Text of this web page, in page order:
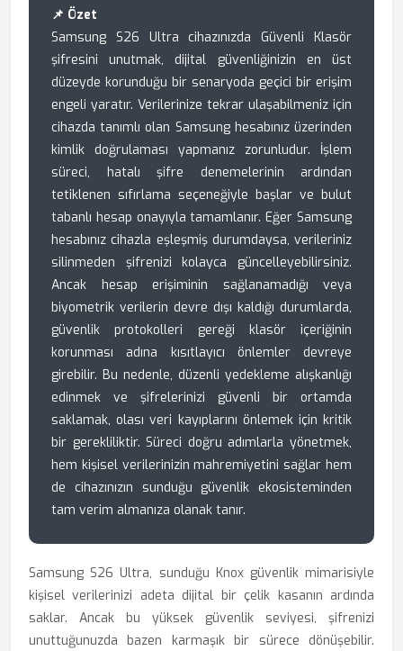
📌 Özet
Samsung S26 Ultra cihazınızda Güvenli Klasör
şifresini unutmak, dijital güvenliğinizin en üst
düzeyde korunduğu bir senaryoda geçici bir erişim
engeli yaratır. Verilerinize tekrar ulaşabilmeniz için
cihazda tanımlı olan Samsung hesabınız üzerinden
kimlik doğrulaması yapmanız zorunludur. İşlem
süreci, hatalı şifre denemelerinin ardından
tetiklenen sıfırlama seçeneğiyle başlar ve bulut
tabanlı hesap onayıyla tamamlanır. Eğer Samsung
hesabınız cihazla eşleşmiş durumdaysa, verileriniz
silinmeden şifrenizi kolayca güncelleyebilirsiniz.
Ancak hesap erişiminin sağlanamadığı veya
biyometrik verilerin devre dışı kaldığı durumlarda,
güvenlik protokolleri gereği klasör içeriğinin
korunması adına kısıtlayıcı önlemler devreye
girebilir. Bu nedenle, düzenli yedekleme alışkanlığı
edinmek ve şifrelerinizi güvenli bir ortamda
saklamak, olası veri kayıplarını önlemek için kritik
bir gerekliliktir. Süreci doğru adımlarla yönetmek,
hem kişisel verilerinizin mahremiyetini sağlar hem
de cihazınızın sunduğu güvenlik ekosisteminden
tam verim almanıza olanak tanır.
Samsung S26 Ultra, sunduğu Knox güvenlik mimarisiyle
kişisel verilerinizi adeta dijital bir çelik kasanın ardında
saklar. Ancak bu yüksek güvenlik seviyesi, şifrenizi
unuttuğunuzda bazen karmaşık bir sürece dönüşebilir.